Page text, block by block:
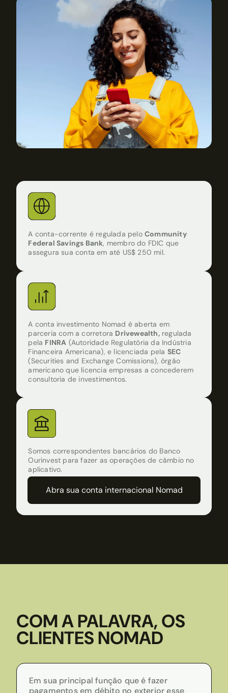
A conta-corrente é regulada pelo Community
Federal Savings Bank, membro do FDIC que
assegura sua conta em até US$ 250 mil.
A conta investimento Nomad é aberta em
parceria com a corretora Drivewealth,regulada
pela FINRA (Autoridade Regulatória da Indústria
Financeira Americana), e licenciada pela SEC
(Securities and Exchange Comissions), órgão
americano que licencia empresas a concederem
consultoria de investimentos.
Somos correspondentes bancários do Banco
Ourinvest para fazer as operações de câmbio no
aplicativo.
Abra sua conta internacional Nomad
COM A PALAVRA, OS
CLIENTES NOMAD
Em sua principal função que é fazer
pagamentos em débito no exterior esse